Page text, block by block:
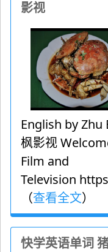
影视
English by Zhu
枫影视
Film and
Television
（查看全文）
快学英语单词